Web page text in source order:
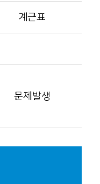
계근표
문제발생